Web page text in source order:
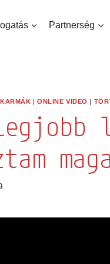
Partnerség
| ONLINE VIDEO|
Értesülj
E-mail cím *: